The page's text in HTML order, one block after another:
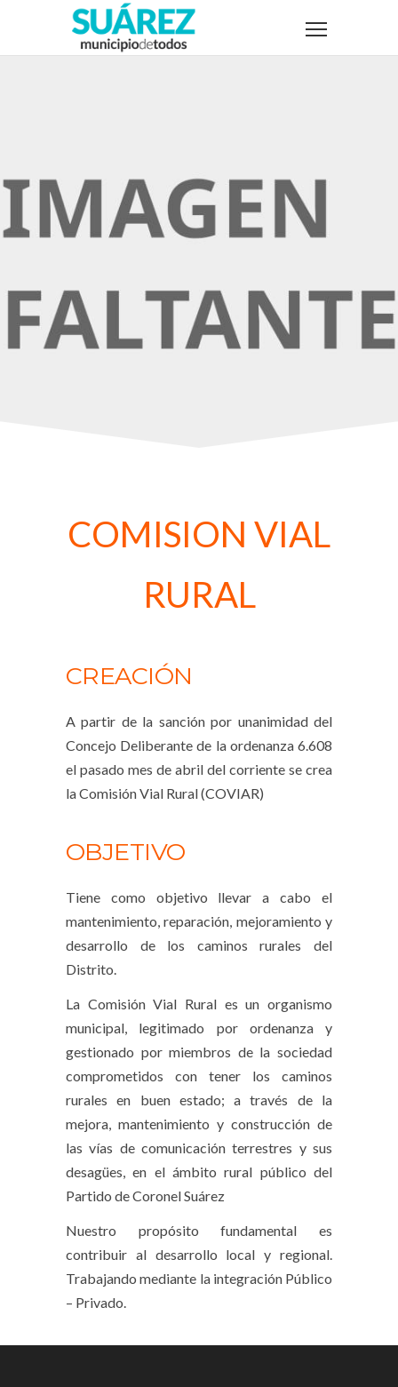
COMISION VIAL
RURAL
CREACIÓN
A partir de la sanción por unanimidad del
Concejo Deliberante de la ordenanza 6.608
el pasado mes de abril del corriente se crea
la Comisión Vial Rural (COVIAR)
OBJETIVO
Tiene como objetivo llevar a cabo el
mantenimiento, reparación, mejoramiento y
desarrollo de los caminos rurales del
Distrito.
La Comisión Vial Rural es un organismo
municipal, legitimado por ordenanza y
gestionado por miembros de la sociedad
comprometidos con tener los caminos
rurales en buen estado; a través de la
mejora, mantenimiento y construcción de
las vías de comunicación terrestres y sus
desagües, en el ámbito rural público del
Partido de Coronel Suárez
Nuestro propósito fundamental es
contribuir al desarrollo local y regional.
Trabajando mediante la integración Público
– Privado.